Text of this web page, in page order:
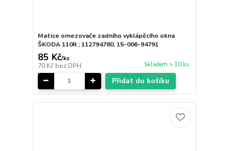
Matice omezovače zadního vyklápěcího okna
ŠKODA 110R ; 112794780, 15-006-94791
85 Kč/ks
70 Kč bez DPH Skladem > 10 ks
Přidat do košíku